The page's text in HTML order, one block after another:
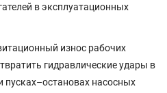
в эксплуатационных
износ рабочих
гидравлические удары в
пусках–остановах насосных